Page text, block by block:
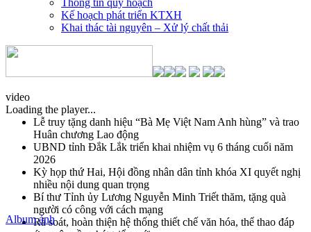
Thông tin quy hoạch
Kế hoạch phát triển KTXH
Khai thác tài nguyên – Xử lý chất thải
video
Loading the player...
Lễ truy tặng danh hiệu “Bà Mẹ Việt Nam Anh hùng” và trao
Huân chương Lao động
UBND tỉnh Đắk Lắk triển khai nhiệm vụ 6 tháng cuối năm
2026
Kỳ họp thứ Hai, Hội đồng nhân dân tỉnh khóa XI quyết nghị
nhiều nội dung quan trọng
Bí thư Tỉnh ủy Lương Nguyễn Minh Triết thăm, tặng quà
người có công với cách mạng
Rà soát, hoàn thiện hệ thống thiết chế văn hóa, thể thao đáp
Album ảnh